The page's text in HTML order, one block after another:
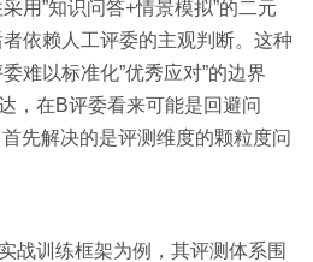
用”知识问答+情景模拟”的二元
依赖人工评委的主观判断。这种
难以标准化”优秀应对”的边界
在B评委看来可能是回避问
先解决的是评测维度的颗粒度问
战训练框架为例，其评测体系围